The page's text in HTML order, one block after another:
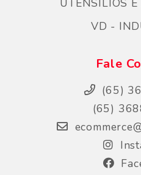
UTENSÍLIOS E
VD -
Fale
(65)
(65)